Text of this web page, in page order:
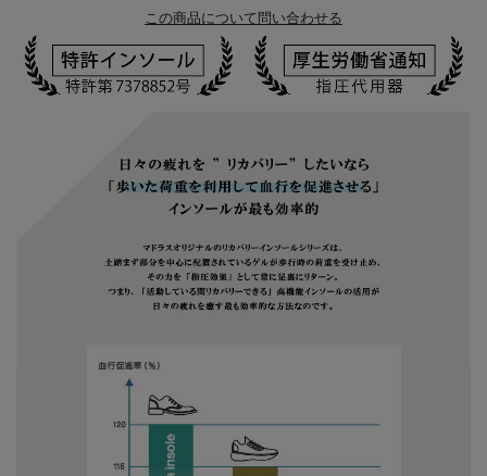
この商品について問い合わせる